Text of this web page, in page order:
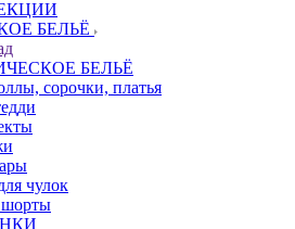
БЕЛЬЁ
БЕЛЬЁ
сорочки, платья
чулок